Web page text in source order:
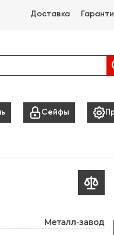
Доставка
Сейфы 

Металл-завод